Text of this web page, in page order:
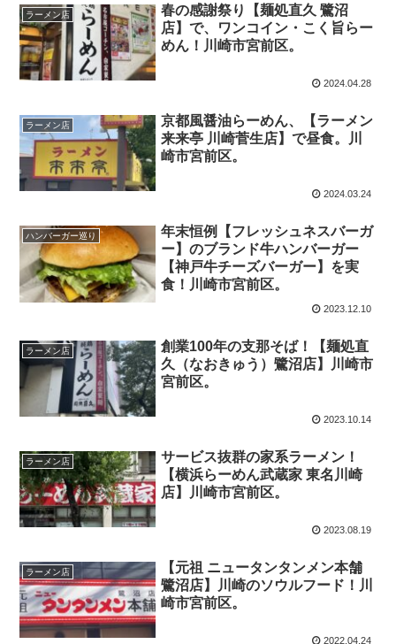
ラーメン店
春の感謝祭り【麺処直久 鷺沼
店】で、ワンコイン・こく旨らー
めん！川崎市宮前区。
2024.04.28
ラーメン店
京都風醤油らーめん、【ラーメン
来来亭 川崎菅生店】で昼食。川
崎市宮前区。
2024.03.24
ハンバーガー巡り
年末恒例【フレッシュネスバーガ
ー】のブランド牛ハンバーガー
【神戸牛チーズバーガー】を実
食！川崎市宮前区。
2023.12.10
ラーメン店
創業100年の支那そば！【麺処直
久（なおきゅう）鷺沼店】川崎市
宮前区。
2023.10.14
ラーメン店
サービス抜群の家系ラーメン！
【横浜らーめん武蔵家 東名川崎
店】川崎市宮前区。
2023.08.19
ラーメン店
【元祖 ニュータンタンメン本舗
鷺沼店】川崎のソウルフード！川
崎市宮前区。
2022.04.24